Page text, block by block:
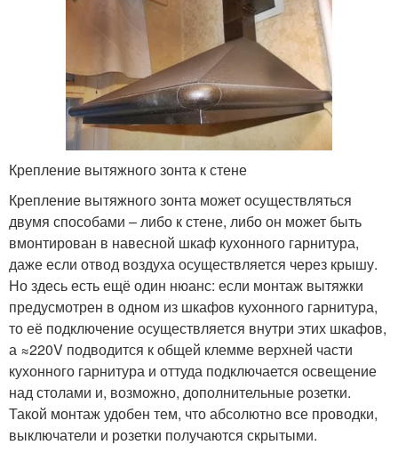
Крепление вытяжного зонта к стене
Крепление вытяжного зонта может осуществляться
двумя способами – либо к стене, либо он может быть
вмонтирован в навесной шкаф кухонного гарнитура,
даже если отвод воздуха осуществляется через крышу.
Но здесь есть ещё один нюанс: если монтаж вытяжки
предусмотрен в одном из шкафов кухонного гарнитура,
то её подключение осуществляется внутри этих шкафов,
а ≈220V подводится к общей клемме верхней части
кухонного гарнитура и оттуда подключается освещение
над столами и, возможно, дополнительные розетки.
Такой монтаж удобен тем, что абсолютно все проводки,
выключатели и розетки получаются скрытыми.